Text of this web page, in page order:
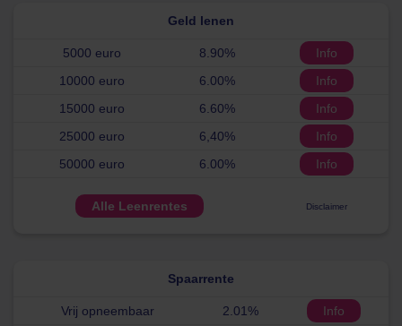
Geld lenen
5000 euro 8.90%
Info
10000 euro
6.00%
Info
15000 euro
6.60%
Info
25000 euro
6,40%
Info
50000 euro
6.00% Info
Alle Leenrentes Disclaimer
Spaarrente
Vrij opneembaar 2.01%
Info